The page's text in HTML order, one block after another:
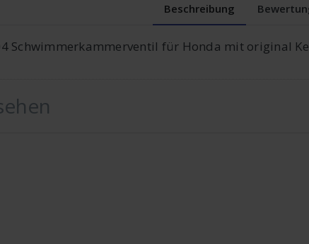
Beschreibung
Schwimmerkammerventil für Honda mit original